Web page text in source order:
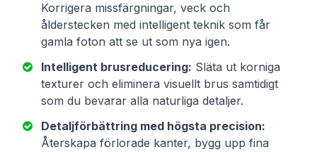
Korrigera missfärgningar, veck och
ålderstecken med intelligent teknik som får
gamla foton att se ut som nya igen.
Intelligent brusreducering: Släta ut korniga
texturer och eliminera visuellt brus samtidigt
som du bevarar alla naturliga detaljer.
Detaljförbättring med högsta precision:
Återskapa förlorade kanter, bygg upp fina